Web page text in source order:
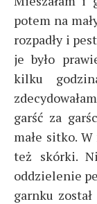
potem na
rozpadły i
je było
kilku
garść za
małe sitko.
też skórki.
oddzielenie
garnku